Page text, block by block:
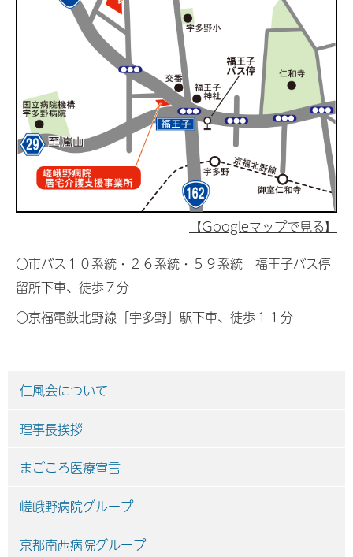
【Googleマップで見る】
〇市バス１０系統・２６系統・５９系統 福王子バス停
留所下車、徒歩７分
〇京福電鉄北野線「宇多野」駅下車、徒歩１１分
仁風会について
理事長挨拶
まごころ医療宣言
嵯峨野病院グループ
京都南西病院グループ